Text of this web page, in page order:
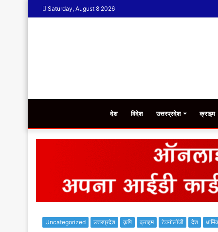
Saturday, August 8 2026
देश विदेश उत्तरप्रदेश क्राइम
Uncategorized उत्तरप्रदेश कृषि क्राइम टेक्नोलॉजी देश